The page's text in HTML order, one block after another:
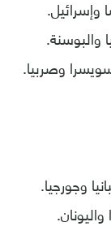
وإسرائيل.
والبوسنة.
وصربيا.
وجورجيا.
واليونان.